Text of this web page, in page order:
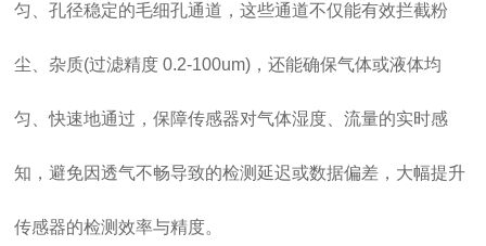
匀、孔径稳定的毛细孔通道，这些通道不仅能有效拦截粉
尘、杂质(过滤精度 0.2-100um)，还能确保气体或液体均
匀、快速地通过，保障传感器对气体湿度、流量的实时感
知，避免因透气不畅导致的检测延迟或数据偏差，大幅提升
传感器的检测效率与精度。